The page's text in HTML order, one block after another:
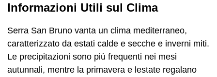
Informazioni Utili sul Clima
Serra San Bruno vanta un clima mediterraneo,
caratterizzato da estati calde e secche e inverni miti.
Le precipitazioni sono più frequenti nei mesi
autunnali, mentre la primavera e lestate regalano